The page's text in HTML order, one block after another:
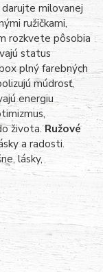
milovanej
ružičkami,
rozkvete pôsobia
status
plný farebných
múdrosť,
energiu
života.Ružové
a radosti.
lásky,